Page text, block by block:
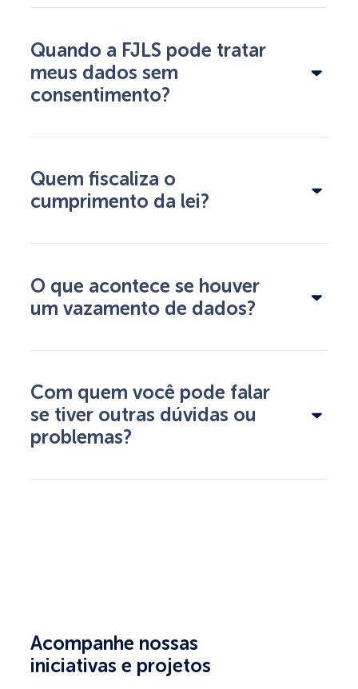
Quando a FJLS pode tratar
meus dados sem
consentimento?
Quem fiscaliza o
cumprimento da lei?
O que acontece se houver
um vazamento de dados?
Com quem você pode falar
se tiver outras dúvidas ou
problemas?
Acompanhe nossas
iniciativas e projetos